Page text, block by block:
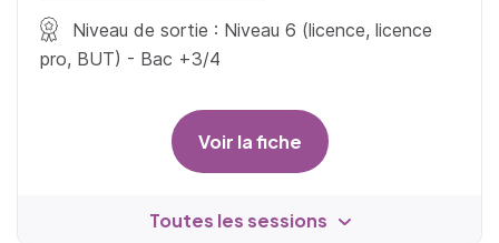
Niveau de sortie : Niveau 6 (licence, licence
pro, BUT) - Bac +3/4
Voir la fiche
Toutes les sessions